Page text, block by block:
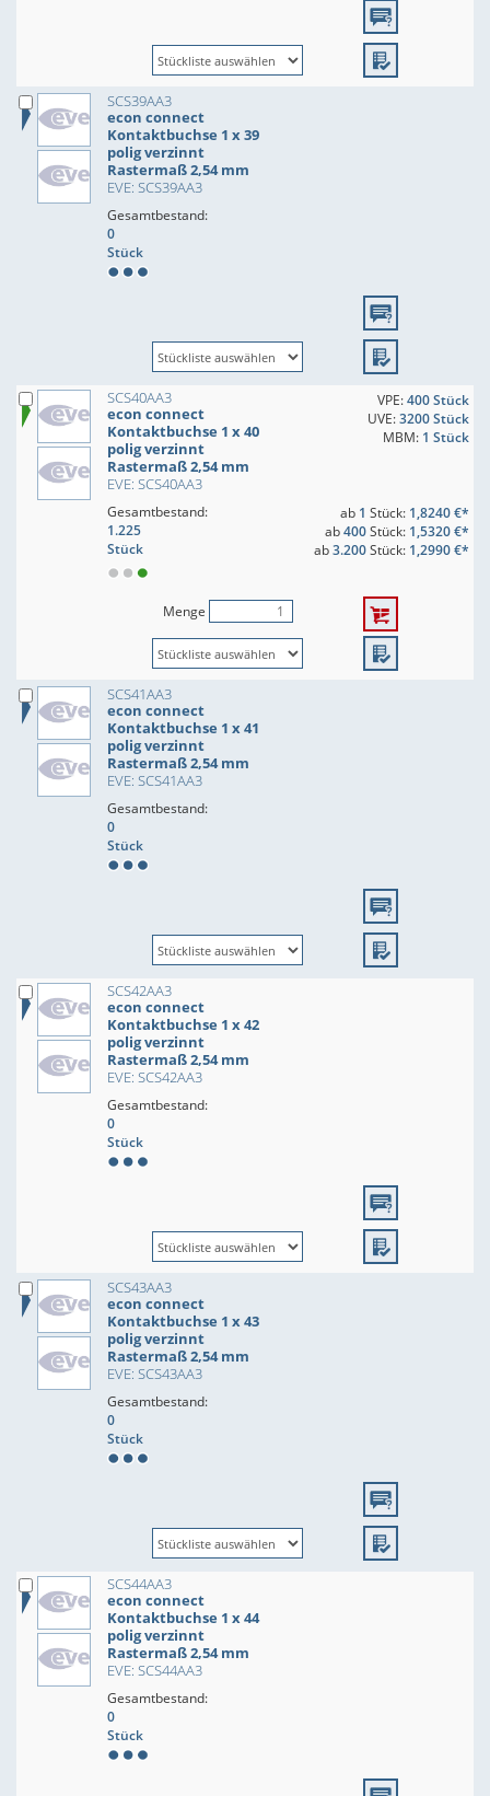
SCS39AA3
econ connect
Kontaktbuchse 1 x 39
polig verzinnt
Rastermaß 2,54 mm
EVE: SCS39AA3
Gesamtbestand:
0
Stück
SCS40AA3
econ connect
Kontaktbuchse 1 x 40
polig verzinnt
Rastermaß 2,54 mm
EVE: SCS40AA3
VPE:400 Stück
UVE:3200 Stück
MBM: 1 Stück
Gesamtbestand:
1.225
Stück
ab 1 Stück: 1,8240 €*
ab400Stück: 1,5320 €*
ab3.200Stück: 1,2990 €*
Menge
SCS41AA3
econ connect
Kontaktbuchse 1 x 41
polig verzinnt
Rastermaß 2,54 mm
EVE: SCS41AA3
Gesamtbestand:
0
Stück
SCS42AA3
econ connect
Kontaktbuchse 1 x 42
polig verzinnt
Rastermaß 2,54 mm
EVE: SCS42AA3
Gesamtbestand:
0
Stück
SCS43AA3
econ connect
Kontaktbuchse 1 x 43
polig verzinnt
Rastermaß 2,54 mm
EVE: SCS43AA3
Gesamtbestand:
0
Stück
SCS44AA3
econ connect
Kontaktbuchse 1 x 44
polig verzinnt
Rastermaß 2,54 mm
EVE: SCS44AA3
Gesamtbestand:
0
Stück